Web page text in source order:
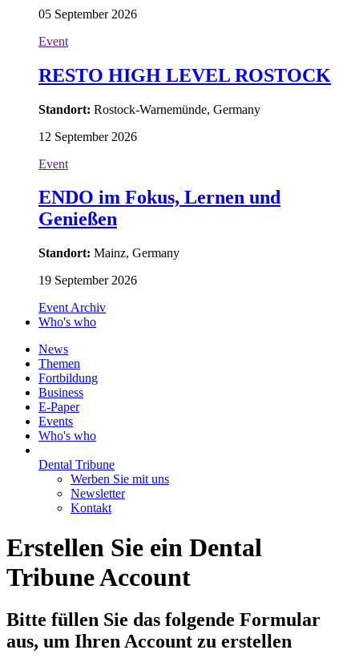
05 September 2026
Event
RESTO HIGH LEVEL ROSTOCK
Standort: Rostock-Warnemünde, Germany
12 September 2026
Event
ENDO im Fokus, Lernen und
Genießen
Standort: Mainz, Germany
19 September 2026
Event Archiv
Who's who
News
Themen
Fortbildung
Business
E-Paper
Events
Who's who
Dental Tribune
Werben Sie mit uns
Newsletter
Kontakt
Erstellen Sie ein Dental
Tribune Account
Bitte füllen Sie das folgende Formular
aus, um Ihren Account zu erstellen